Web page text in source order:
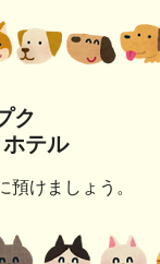
ク
テル
預けましょう。